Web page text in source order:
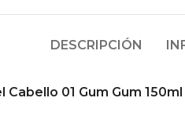
DESCRIPCIÓN
Cabello 01 Gum Gum 150ml